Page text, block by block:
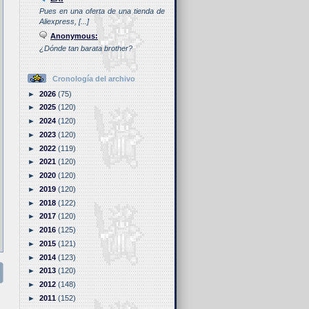
Pues en una oferta de una tienda de
Aliexpress, [...]
Anonymous:
¿Dónde tan barata brother?
Cronología del archivo
►2026(75)
►2025(120)
►2024(120)
►2023(120)
►2022(119)
►2021(120)
►2020(120)
►2019(120)
►2018(122)
►2017(120)
►2016(125)
►2015(121)
►2014(123)
►2013(120)
►2012(148)
►2011(152)